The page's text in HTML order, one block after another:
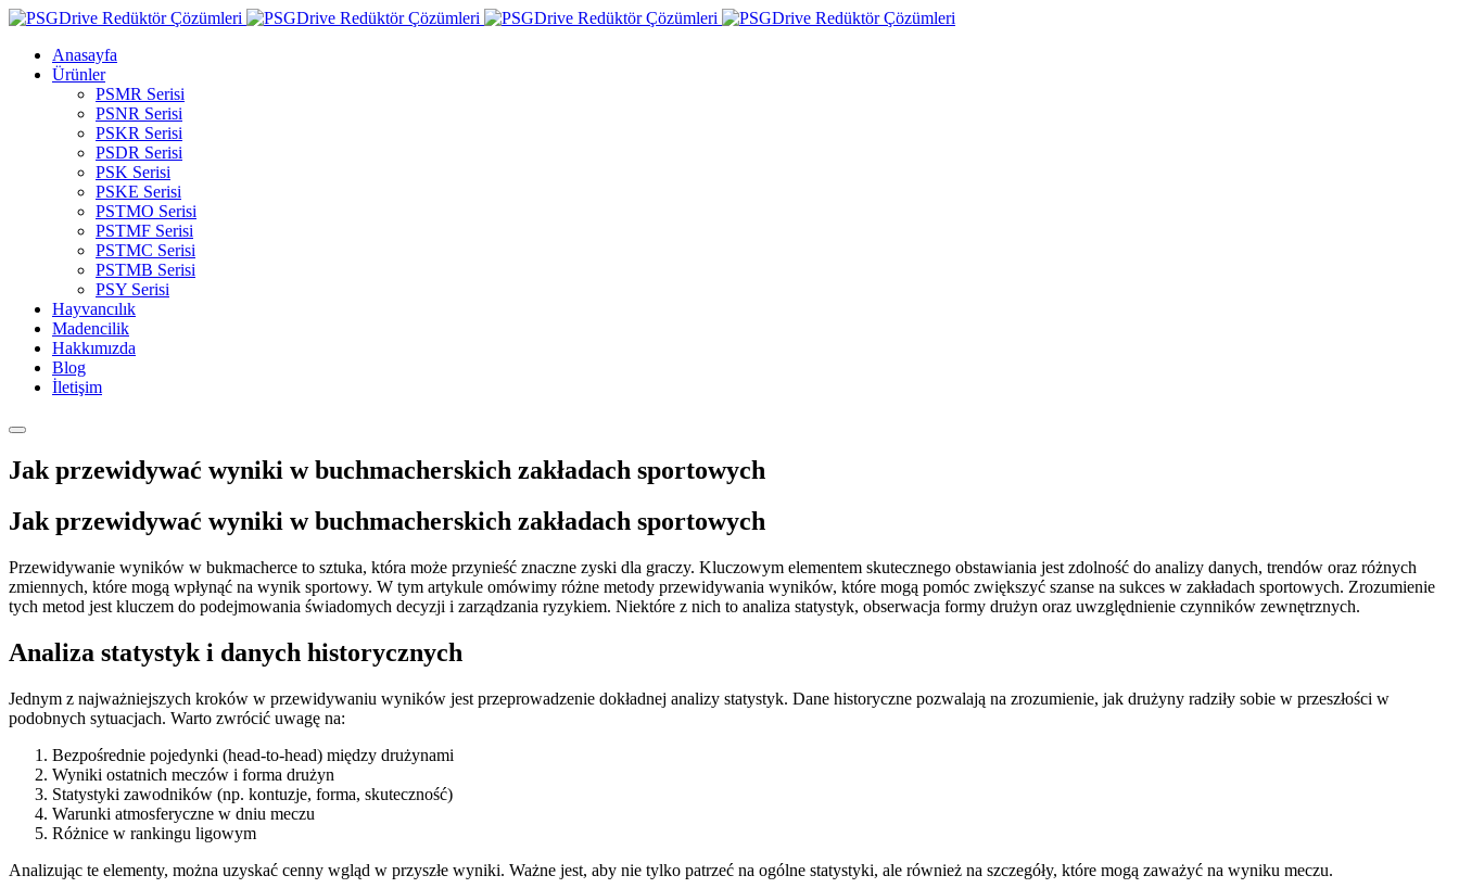
Anasayfa
Ürünler
PSMR Serisi
PSNR Serisi
PSKR Serisi
PSDR Serisi
PSK Serisi
PSKE Serisi
PSTMO Serisi
PSTMF Serisi
PSTMC Serisi
PSTMB Serisi
PSY Serisi
Hayvancılık
Madencilik
Hakkımızda
Blog
İletişim
Jak przewidywać wyniki w buchmacherskich zakładach sportowych
Jak przewidywać wyniki w buchmacherskich zakładach sportowych
Przewidywanie wyników w bukmacherce to sztuka, która może przynieść znaczne zyski dla graczy. Kluczowym elementem skutecznego obstawiania jest zdolność do analizy danych, trendów oraz różnych
zmiennych, które mogą wpłynąć na wynik sportowy. W tym artykule omówimy różne metody przewidywania wyników, które mogą pomóc zwiększyć szanse na sukces w zakładach sportowych. Zrozumienie
tych metod jest kluczem do podejmowania świadomych decyzji i zarządzania ryzykiem. Niektóre z nich to analiza statystyk, obserwacja formy drużyn oraz uwzględnienie czynników zewnętrznych.
Analiza statystyk i danych historycznych
Jednym z najważniejszych kroków w przewidywaniu wyników jest przeprowadzenie dokładnej analizy statystyk. Dane historyczne pozwalają na zrozumienie, jak drużyny radziły sobie w przeszłości w
podobnych sytuacjach. Warto zwrócić uwagę na:
Bezpośrednie pojedynki (head-to-head) między drużynami
Wyniki ostatnich meczów i forma drużyn
Statystyki zawodników (np. kontuzje, forma, skuteczność)
Warunki atmosferyczne w dniu meczu
Różnice w rankingu ligowym
Analizując te elementy, można uzyskać cenny wgląd w przyszłe wyniki. Ważne jest, aby nie tylko patrzeć na ogólne statystyki, ale również na szczegóły, które mogą zaważyć na wyniku meczu.